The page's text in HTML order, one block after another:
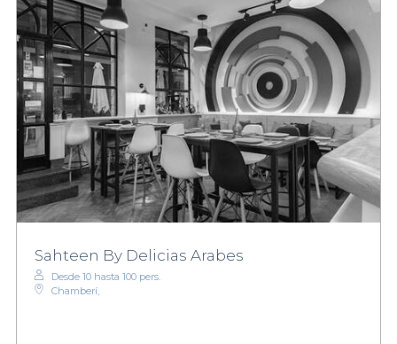
Sahteen By Delicias Arabes
Desde 10 hasta 100 pers.
Chamberí,